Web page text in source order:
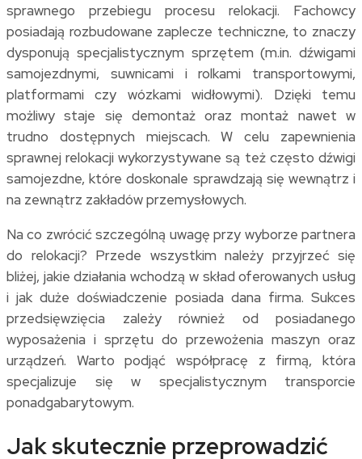
sprawnego przebiegu procesu relokacji. Fachowcy
posiadają rozbudowane zaplecze techniczne, to znaczy
dysponują specjalistycznym sprzętem (m.in. dźwigami
samojezdnymi, suwnicami i rolkami transportowymi,
platformami czy wózkami widłowymi). Dzięki temu
możliwy staje się demontaż oraz montaż nawet w
trudno dostępnych miejscach. W celu zapewnienia
sprawnej relokacji wykorzystywane są też często dźwigi
samojezdne, które doskonale sprawdzają się wewnątrz i
na zewnątrz zakładów przemysłowych.
Na co zwrócić szczególną uwagę przy wyborze partnera
do relokacji? Przede wszystkim należy przyjrzeć się
bliżej, jakie działania wchodzą w skład oferowanych usług
i jak duże doświadczenie posiada dana firma. Sukces
przedsięwzięcia zależy również od posiadanego
wyposażenia i sprzętu do przewożenia maszyn oraz
urządzeń. Warto podjąć współpracę z firmą, która
specjalizuje się w specjalistycznym transporcie
ponadgabarytowym.
Jak skutecznie przeprowadzić